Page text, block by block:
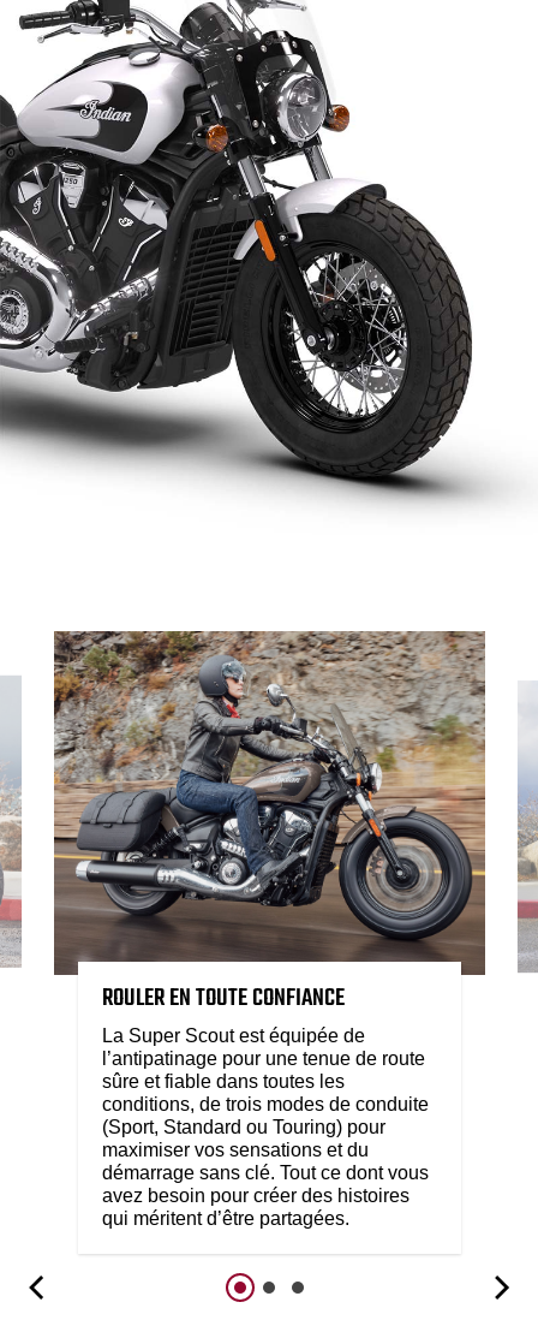
ROULER EN TOUTE CONFIANCE
La Super Scout est équipée de
l’antipatinage pour une tenue de route
sûre et fiable dans toutes les
conditions, de trois modes de conduite
(Sport, Standard ou Touring) pour
maximiser vos sensations et du
démarrage sans clé. Tout ce dont vous
avez besoin pour créer des histoires
qui méritent d’être partagées.